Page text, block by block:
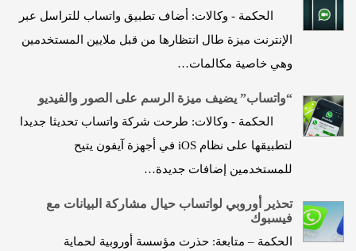
الحكمة - وكالات: أضاف تطبيق واتساب للتراسل عبر
الإنترنت ميزة طال انتظارها من قبل ملايين المستخدمين
وهي خاصية مكالمات…
“واتساب” يضيف ميزة الرسم على الصور والفيديو
الحكمة - وكالات: طرحت شركة واتساب تحديثا جديدا
لتطبيقها على نظام iOS في أجهزة آيفون يتيح
للمستخدمين إضافات جديدة…
تحذير أوروبي لواتساب حيال مشاركة البيانات مع
فيسبوك
الحكمة – متابعة: حذرت مؤسسة أوروبية لحماية